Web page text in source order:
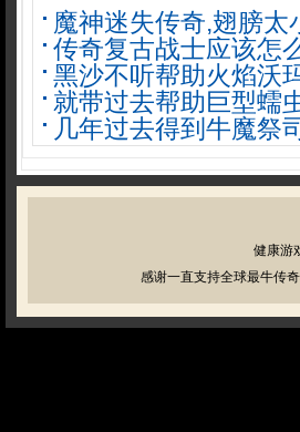
魔神迷失传奇,翅膀
传奇复古战士应该怎
黑沙不听帮助火焰沃
就带过去帮助巨型蠕
几年过去得到牛魔祭
健康游
感谢一直支持全球最牛传